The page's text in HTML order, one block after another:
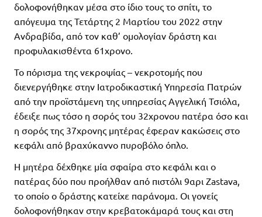
δολοφονήθηκαν μέσα στο ίδιο τους το σπίτι, το
απόγευμα της Τετάρτης 2 Μαρτίου του 2022 στην
Ανδραβίδα, από τον καθ’ ομολογίαν δράστη και
προφυλακισθέντα 61χρονο.
Το πόρισμα της νεκροψίας – νεκροτομής που
διενεργήθηκε στην Ιατροδικαστική Υπηρεσία Πατρών
από την προϊστάμενη της υπηρεσίας Αγγελική Τσιόλα,
έδειξε πως τόσο η σορός του 32χρονου πατέρα όσο και
η σορός της 37χρονης μητέρας έφεραν κακώσεις στο
κεφάλι από βραχύκαννο πυροβόλο όπλο.
Η μητέρα δέχθηκε μία σφαίρα στο κεφάλι και ο
πατέρας δύο που προήλθαν από πιστόλι 9αρι Zastava,
το οποίο ο δράστης κατείχε παράνομα. Οι γονείς
δολοφονήθηκαν στην κρεβατοκάμαρά τους και στη